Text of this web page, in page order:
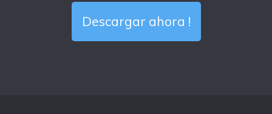
Descargar ahora !